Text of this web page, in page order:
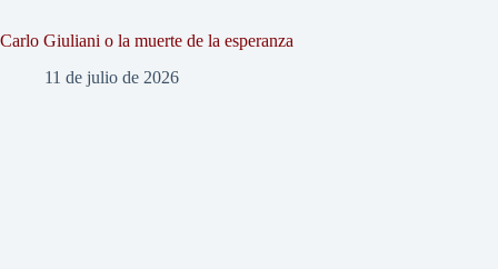
Carlo Giuliani o la muerte de la esperanza
11 de julio de 2026